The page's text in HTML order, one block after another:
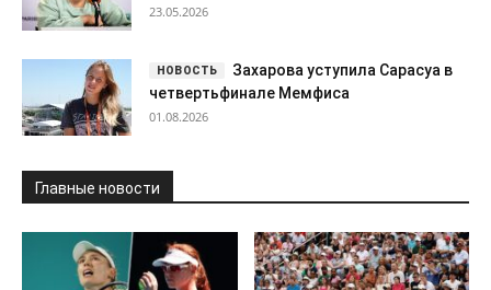
23.05.2026
Захарова уступила Сарасуа в
четвертьфинале Мемфиса
01.08.2026
Главные новости